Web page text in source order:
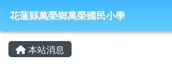
花蓮縣萬榮鄉萬榮國民小學
導覽列
花蓮縣萬榮鄉萬榮國民小學
主內容區域
本站消息
頁尾區域